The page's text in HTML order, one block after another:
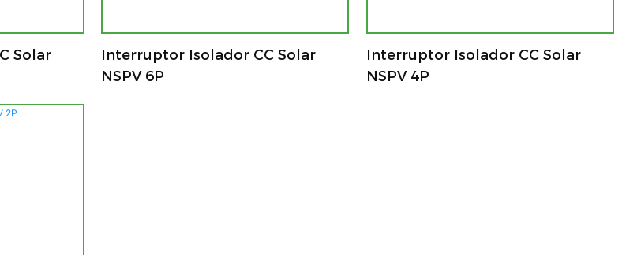
Solar
Interruptor Isolador CC Solar
NSPV 6P
Interruptor Isolador CC Solar
NSPV 4P